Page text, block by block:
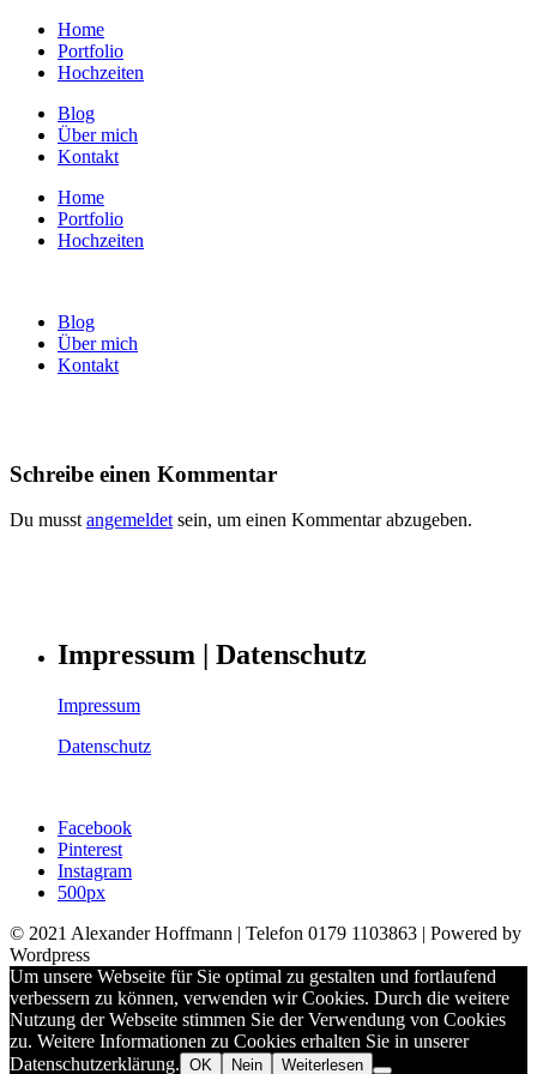
Home
Portfolio
Hochzeiten
Blog
Über mich
Kontakt
Home
Portfolio
Hochzeiten
Blog
Über mich
Kontakt
Schreibe einen Kommentar
Du musstangemeldetsein, um einen Kommentar abzugeben.
Impressum | Datenschutz
Impressum
Datenschutz
Facebook
Pinterest
Instagram
500px
© 2021 Alexander Hoffmann | Telefon 0179 1103863 | Powered by
Wordpress
Um unsere Webseite für Sie optimal zu gestalten und fortlaufend
verbessern zu können, verwenden wir Cookies. Durch die weitere
Nutzung der Webseite stimmen Sie der Verwendung von Cookies
zu. Weitere Informationen zu Cookies erhalten Sie in unserer
Datenschutzerklärung. OK Nein Weiterlesen